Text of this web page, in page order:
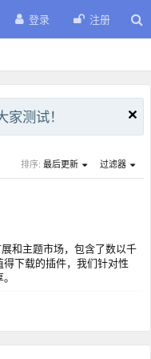
登录 注册
测试！
排序: 最后更新 过滤器
和主题市场，包含了数以千
下载的插件，我们针对性